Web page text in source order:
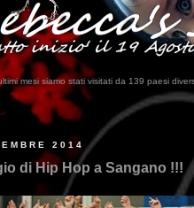
mesi siamo stati visitati da 139 paesi
...qui trovate il
2014
di Hip Hop a Sangano !!!